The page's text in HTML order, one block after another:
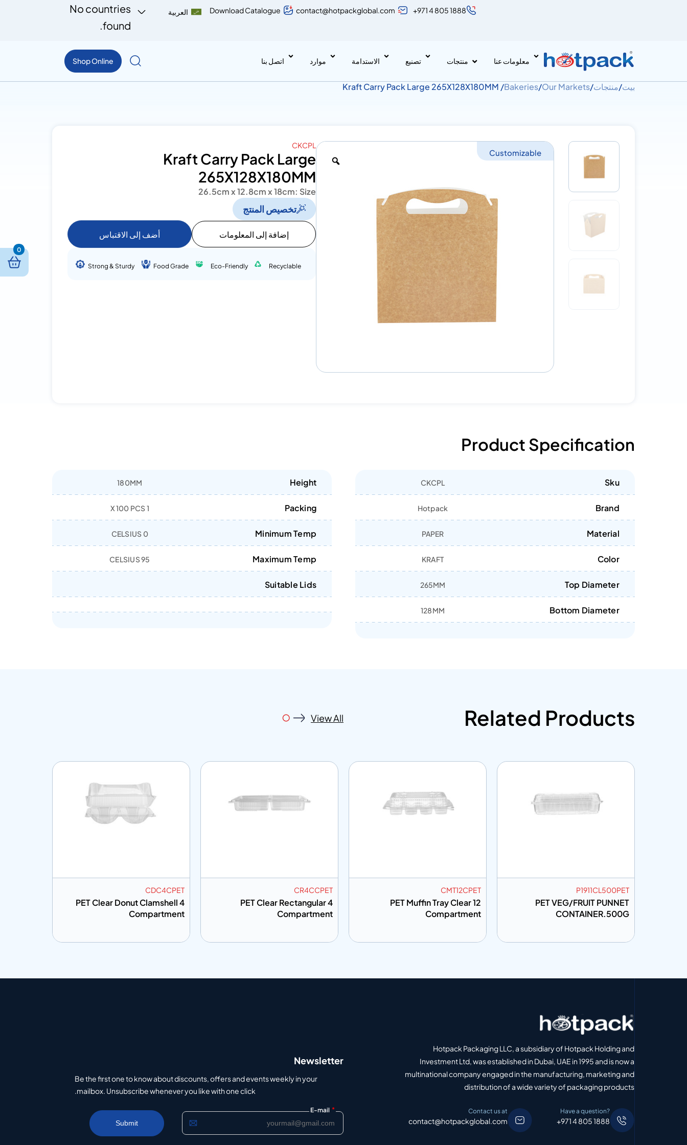
+971 4 805 1888
contact@hotpackglobal.com
Download Catalogue العربية
No countries
found.
معلومات عنا منتجات تصنيع الاستدامة موارد اتصل بنا Shop Online
بيت/منتجات/
Our Markets
/
Bakeries
/ Kraft Carry Pack Large 265X128X180MM
Customizable
CKCPL
Kraft Carry Pack Large
265X128X180MM
Size :
26.5cm x 12.8cm x 18cm
تخصيص المنتج
إضافة إلى المعلومات أضف إلى الاقتباس
Recyclable
Eco-Friendly
Food Grade
Strong & Sturdy
Product Specification
Sku
CKCPL
Brand
Hotpack
Material
PAPER
Color
KRAFT
Top Diameter
265MM
Bottom Diameter
128MM
Height
180MM
Packing
1 X 100 PCS
Minimum Temp
0 CELSIUS
Maximum Temp
95 CELSIUS
Suitable Lids
Related Products
View All
P1911CL500PET
PET VEG/FRUIT PUNNET
CONTAINER.500G
CMT12CPET
PET Muffin Tray Clear 12
Compartment
CR4CCPET
PET Clear Rectangular 4
Compartment
CDC4CPET
PET Clear Donut Clamshell 4
Compartment
Hotpack Packaging LLC, a subsidiary of Hotpack Holding and
Investment Ltd, was established in Dubai, UAE in 1995 and is now a
multinational company engaged in the manufacturing, marketing and
distribution of a wide variety of packaging products
Have a question?
+971 4 805 1888
Contact us at
contact@hotpackglobal.com
Newsletter
Be the first one to know about discounts, offers and events weekly in your
mailbox. Unsubscribe whenever you like with one click.
E-mail *
0